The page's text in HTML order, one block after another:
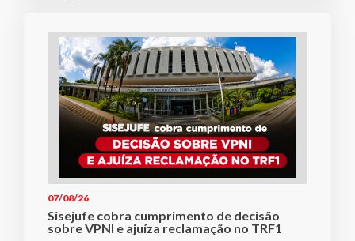
07/08/26
Sisejufe cobra cumprimento de decisão
sobre VPNI e ajuíza reclamação no TRF1